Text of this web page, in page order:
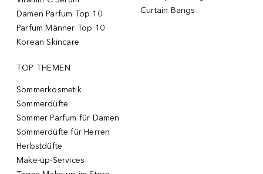
Damen Parfum Top 10
Parfum Männer Top 10
Korean Skincare
Curtain Bangs
TOP THEMEN
Sommerkosmetik
Sommerdüfte
Sommer Parfum für Damen
Sommerdüfte für Herren
Herbstdüfte
Make-up-Services